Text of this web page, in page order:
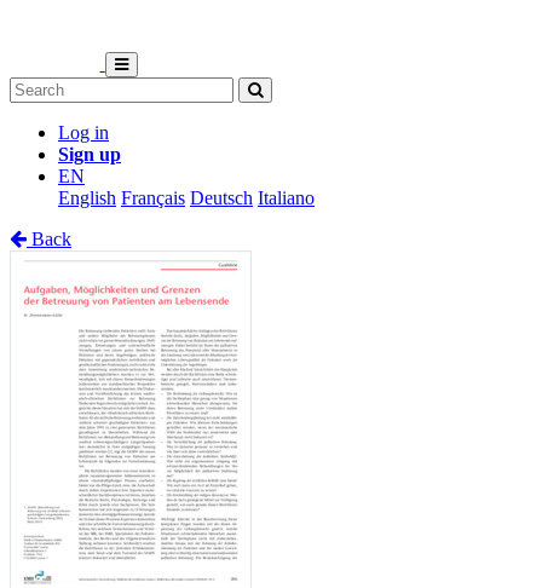
Log in
Sign up
EN
English Français Deutsch Italiano
Back